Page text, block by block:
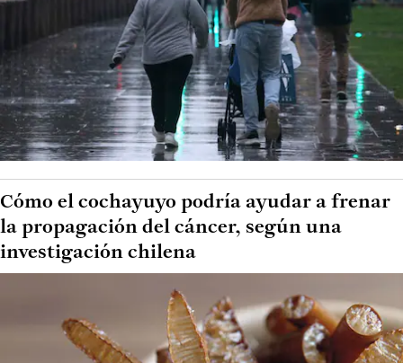
Cómo el cochayuyo podría ayudar a frenar
la propagación del cáncer, según una
investigación chilena